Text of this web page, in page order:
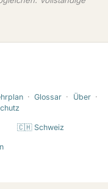
· Glossar · Über ·
🇨🇭 Schweiz